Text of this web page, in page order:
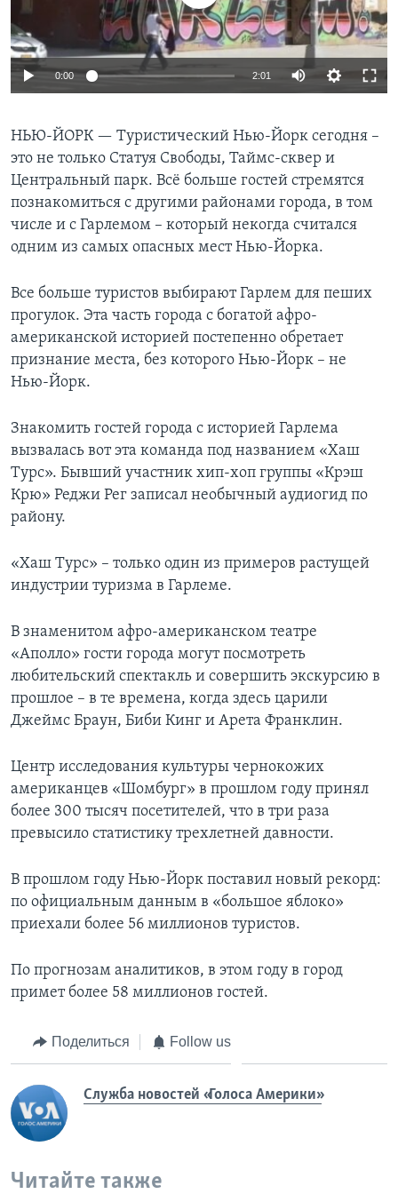
Learning English
СОЦИАЛЬНЫЕ СЕТИ
Языки
0:00 2:01
НЬЮ-ЙОРК — Туристический Нью-Йорк сегодня –
это не только Статуя Свободы, Таймс-сквер и
Центральный парк. Всё больше гостей стремятся
познакомиться с другими районами города, в том
числе и с Гарлемом – который некогда считался
одним из самых опасных мест Нью-Йорка.
Все больше туристов выбирают Гарлем для пеших
прогулок. Эта часть города с богатой афро-
американской историей постепенно обретает
признание места, без которого Нью-Йорк – не
Нью-Йорк.
Знакомить гостей города с историей Гарлема
вызвалась вот эта команда под названием «Хаш
Турс». Бывший участник хип-хоп группы «Крэш
Крю» Реджи Рег записал необычный аудиогид по
району.
«Хаш Турс» – только один из примеров растущей
индустрии туризма в Гарлеме.
В знаменитом афро-американском театре
«Аполло» гости города могут посмотреть
любительский спектакль и совершить экскурсию в
прошлое – в те времена, когда здесь царили
Джеймс Браун, Биби Кинг и Арета Франклин.
Центр исследования культуры чернокожих
американцев «Шомбург» в прошлом году принял
более 300 тысяч посетителей, что в три раза
превысило статистику трехлетней давности.
В прошлом году Нью-Йорк поставил новый рекорд:
по официальным данным в «большое яблоко»
приехали более 56 миллионов туристов.
По прогнозам аналитиков, в этом году в город
примет более 58 миллионов гостей.
Поделиться Follow us
Служба новостей «Голоса Америки»
Читайте также